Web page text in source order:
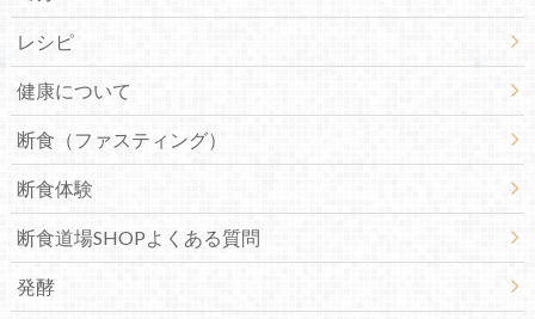
レシピ
健康について
断食（ファスティング）
断食体験
断食道場SHOPよくある質問
発酵